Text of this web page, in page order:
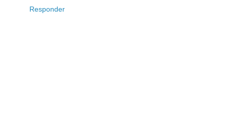
Responder